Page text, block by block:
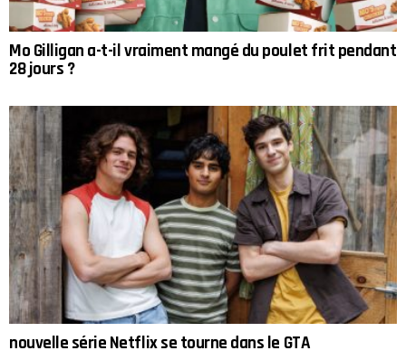
Mo Gilligan a-t-il vraiment mangé du poulet frit pendant
28 jours ?
nouvelle série Netflix se tourne dans le GTA